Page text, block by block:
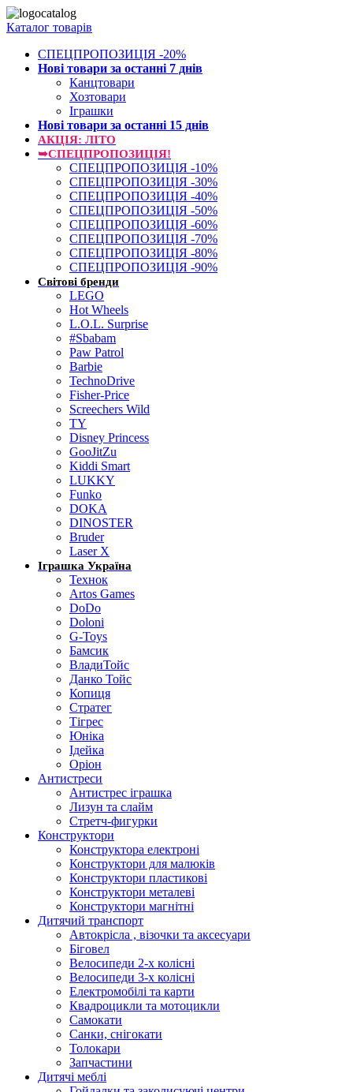
Каталог товарів
СПЕЦПРОПОЗИЦІЯ -20%
Нові товари за останнi 7 днiв
Канцтовари
Хозтовари
Іграшки
Нові товари за останнi 15 днiв
АКЦІЯ: ЛІТО
➥СПЕЦПРОПОЗИЦІЯ!
СПЕЦПРОПОЗИЦІЯ -10%
СПЕЦПРОПОЗИЦІЯ -30%
СПЕЦПРОПОЗИЦІЯ -40%
СПЕЦПРОПОЗИЦІЯ -50%
СПЕЦПРОПОЗИЦІЯ -60%
СПЕЦПРОПОЗИЦІЯ -70%
СПЕЦПРОПОЗИЦІЯ -80%
СПЕЦПРОПОЗИЦІЯ -90%
Світові бренди
LEGO
Hot Wheels
L.O.L. Surprise
#Sbabam
Paw Patrol
Barbie
TechnoDrive
Fisher-Price
Screechers Wild
TY
Disney Princess
GooJitZu
Kiddi Smart
LUKKY
Funko
DOKA
DINOSTER
Bruder
Laser X
Іграшка Україна
Технок
Artos Games
DoDo
Doloni
G-Toys
Бамсик
ВладиТойс
Данко Тойс
Копиця
Стратег
Тігрес
Юніка
Ідейка
Оріон
Антистреси
Антистрес іграшка
Лизун та слайм
Стретч-фигурки
Конструктори
Конструктора електроні
Конструктори для малюків
Конструктори пластикові
Конструктори металеві
Конструктори магнітні
Дитячий транспорт
Автокрісла , візочки та аксесуари
Біговел
Велосипеди 2-х колісні
Велосипеди 3-х колісні
Електромобілі та карти
Квадроцикли та мотоцикли
Самокати
Санки, снігокати
Толокари
Запчастини
Дитячі меблі